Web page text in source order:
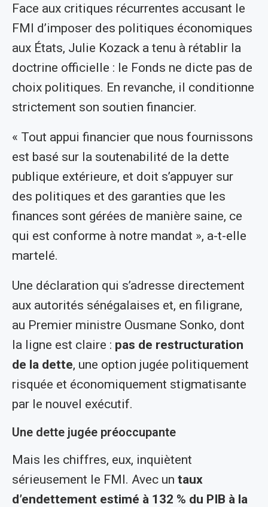
Face aux critiques récurrentes accusant le
FMI d’imposer des politiques économiques
aux États, Julie Kozack a tenu à rétablir la
doctrine officielle : le Fonds ne dicte pas de
choix politiques. En revanche, il conditionne
strictement son soutien financier.
« Tout appui financier que nous fournissons
est basé sur la soutenabilité de la dette
publique extérieure, et doit s’appuyer sur
des politiques et des garanties que les
finances sont gérées de manière saine, ce
qui est conforme à notre mandat », a-t-elle
martelé.
Une déclaration qui s’adresse directement
aux autorités sénégalaises et, en filigrane,
au Premier ministre Ousmane Sonko, dont
la ligne est claire : pas de restructuration
de la dette, une option jugée politiquement
risquée et économiquement stigmatisante
par le nouvel exécutif.
Une dette jugée préoccupante
Mais les chiffres, eux, inquiètent
sérieusement le FMI. Avec un taux
d’endettement estimé à 132 % du PIB à la